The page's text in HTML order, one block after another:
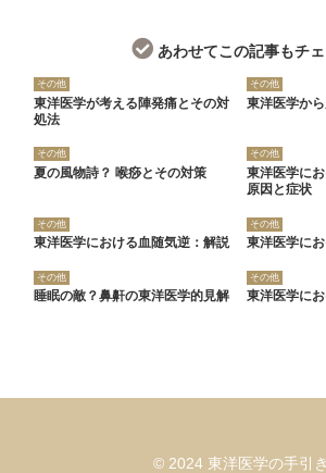
あわせてこの記事もチ
その他
東洋医学が考える陣発痛とその対
処法
その他
東洋医学から
その他
夏の風物詩？ 喉痧とその対策
その他
東洋医学に
原因と症状
その他
東洋医学における血随気逆：解説
その他
東洋医学に
その他
睡眠の敵？鼻鼾の東洋医学的見解
その他
東洋医学に
© 2024 東洋医学の手引き.